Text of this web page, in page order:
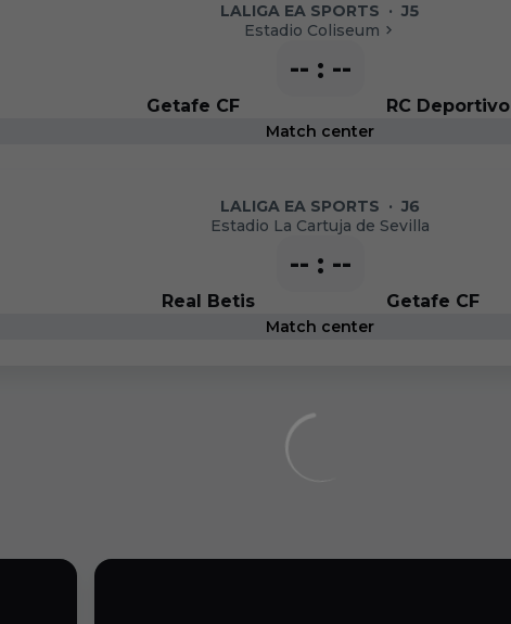
LALIGA EA SPORTS · J5
Estadio Coliseum
Getafe CF
-- : --
RC Deportivo
Match center
LALIGA EA SPORTS · J6
Estadio La Cartuja de Sevilla
Real Betis
-- : --
Getafe CF
Match center